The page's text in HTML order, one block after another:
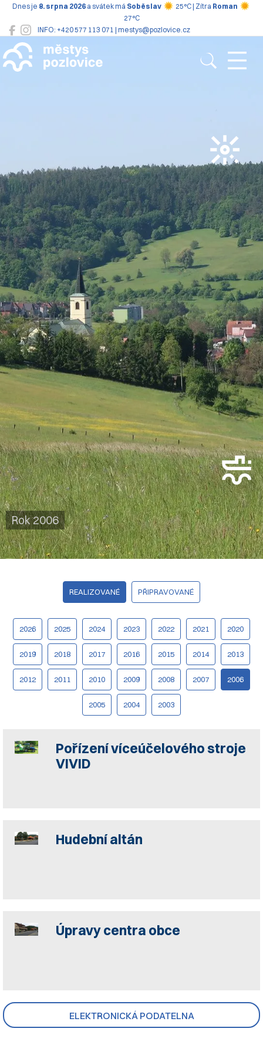
INFO: +420 577 113 071 | mestys@pozlovice.cz
Dnes je 8. srpna 2026 a svátek má Soběslav 25°C | Zítra Roman
27°C
Pozlovice
Rok 2006
ELEKTRONICKÁ PODATELNA
REALIZOVANÉ PŘIPRAVOVANÉ
2026 2025 2024 2023 2022 2021 2020
2019 2018 2017 2016 2015 2014 2013
2012 2011 2010 2009 2008 2007 2006
2005 2004 2003
Pořízení víceúčelového stroje
VIVID
Hudební altán
Úpravy centra obce